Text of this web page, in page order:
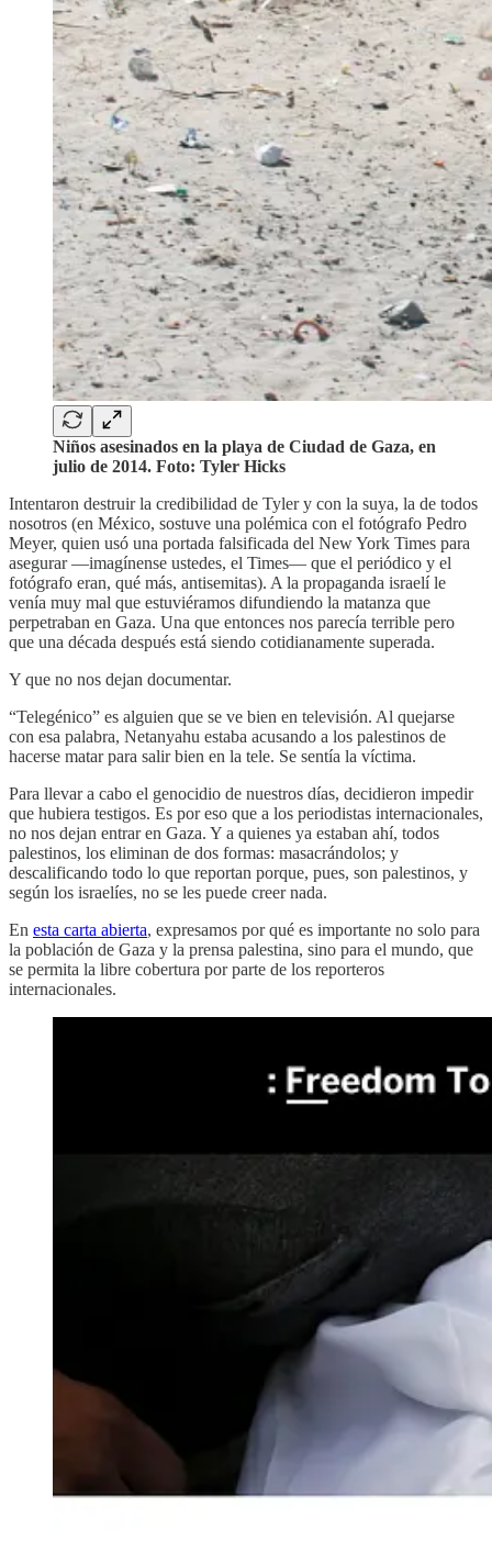
Niños asesinados en la playa de Ciudad de Gaza, en
julio de 2014. Foto: Tyler Hicks
Intentaron destruir la credibilidad de Tyler y con la suya, la de todos
nosotros (en México, sostuve una polémica con el fotógrafo Pedro
Meyer, quien usó una portada falsificada del New York Times para
asegurar ―imagínense ustedes, el Times― que el periódico y el
fotógrafo eran, qué más, antisemitas). A la propaganda israelí le
venía muy mal que estuviéramos difundiendo la matanza que
perpetraban en Gaza. Una que entonces nos parecía terrible pero
que una década después está siendo cotidianamente superada.
Y que no nos dejan documentar.
“Telegénico” es alguien que se ve bien en televisión. Al quejarse
con esa palabra, Netanyahu estaba acusando a los palestinos de
hacerse matar para salir bien en la tele. Se sentía la víctima.
Para llevar a cabo el genocidio de nuestros días, decidieron impedir
que hubiera testigos. Es por eso que a los periodistas internacionales,
no nos dejan entrar en Gaza. Y a quienes ya estaban ahí, todos
palestinos, los eliminan de dos formas: masacrándolos; y
descalificando todo lo que reportan porque, pues, son palestinos, y
según los israelíes, no se les puede creer nada.
En esta carta abierta, expresamos por qué es importante no solo para
la población de Gaza y la prensa palestina, sino para el mundo, que
se permita la libre cobertura por parte de los reporteros
internacionales.